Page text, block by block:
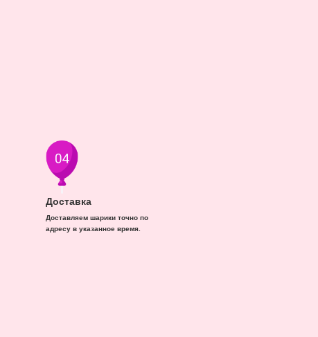
Доставка
Доставляем шарики точно по
адресу в указанное время.